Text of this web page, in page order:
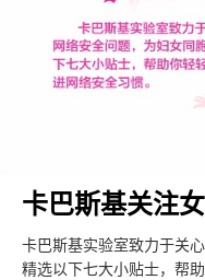
卡巴斯基关注
卡巴斯基实验室致力于关
精选以下七大小贴士，帮